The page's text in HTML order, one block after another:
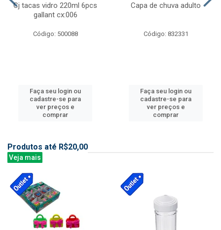
Cj tacas vidro 220ml 6pcs
gallant cx:006
Código: 500088
Faça seu login ou
cadastre-se para
ver preços e
comprar
Capa de chuva adulto
Código: 832331
Faça seu login ou
cadastre-se para
ver preços e
comprar
Produtos até R$20,00
Veja mais